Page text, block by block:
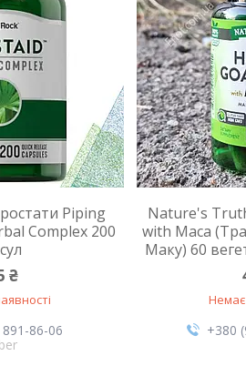
Piping
Complex 200
₴
86-06
Nature's
with Maca
Маку) 60
Немає
+380